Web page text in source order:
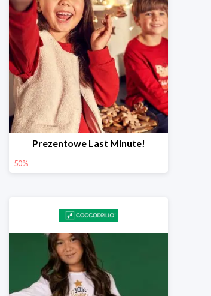
Prezentowe Last Minute!
50%